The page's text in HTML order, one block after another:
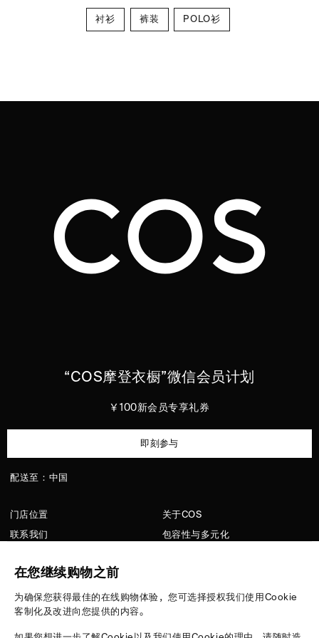
在您继续购物之前
为确保您获得最佳的在线购物体验，您可选择授权我们使用Cookie
客制化及改进向您提供的内容。
衬衫 裤装 POLO衫
“COS摩登衣橱”微信会员计划
￥100新会员专享礼券
即刻参与
配送至：中国
门店位置
联系我们
隐私政策
配送信息
版型指南
退货条例
关于COS
包容性与多元化
媒体